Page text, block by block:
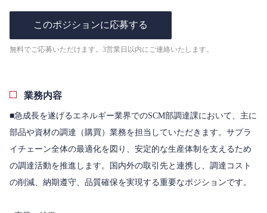
このポジションに応募する
無料でご応募いただけます。3営業日以内にご連絡いたします。
業務内容
■急成長を遂げるエネルギー業界でのSCM部調達課において、主に
部品や資材の調達（購買）業務を担当していただきます。サプラ
イチェーン全体の最適化を図り、安定的な生産体制を支えるため
の調達活動を推進します。国内外の取引先と連携し、調達コスト
の削減、納期遵守、品質確保を実現する重要なポジションです。